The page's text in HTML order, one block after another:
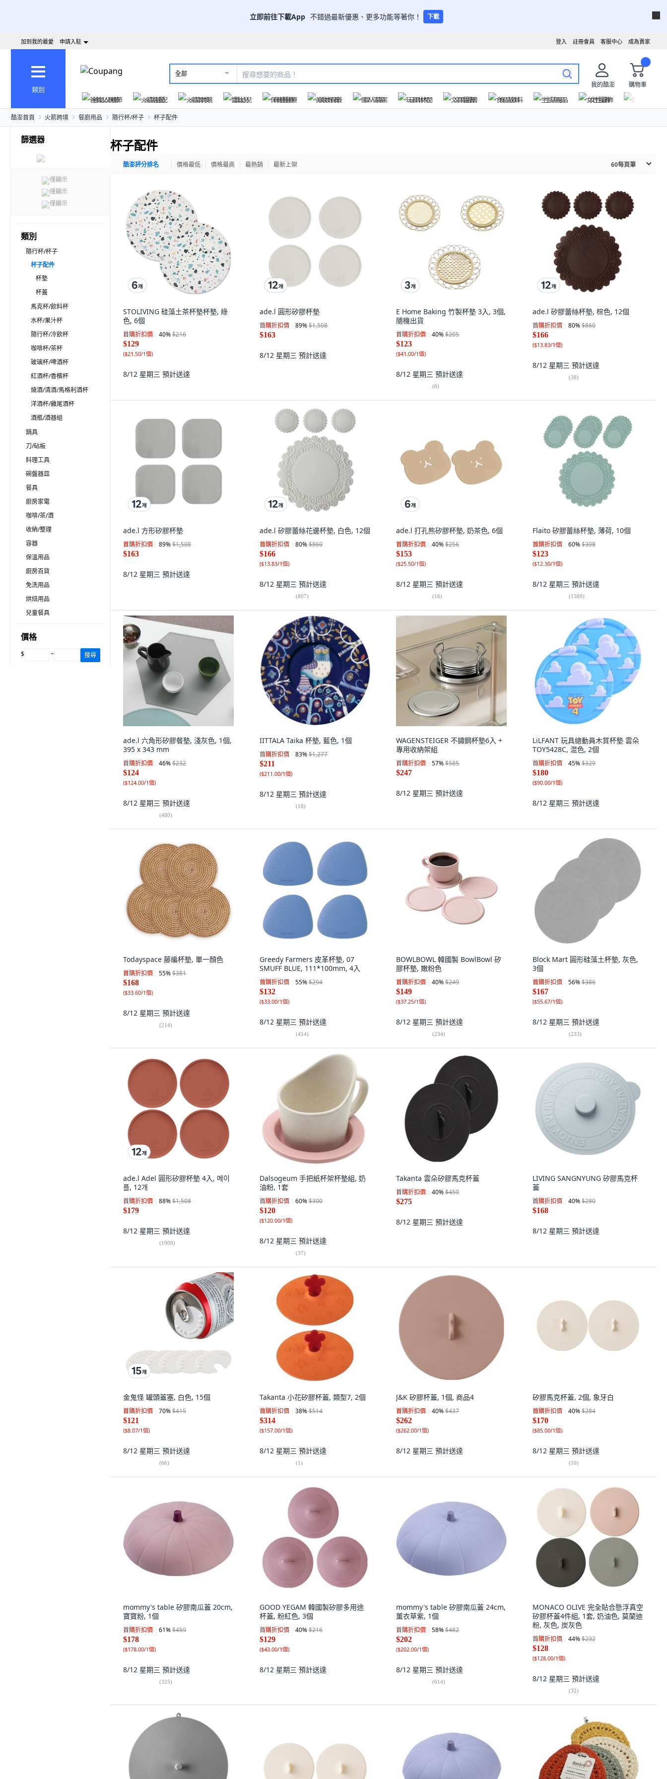
立即前往下載App 不錯過最新優惠、更多功能等著你！ 下載
成為賣家
客服中心
註冊會員
登入
加到我的最愛 申請入駐
類別
全部
我的酷澎
購物車
爸氣父親節
火箭速配 火箭跨境 嬰幼兒 保健醫療 美妝保養 個人清潔 玩具休閒 文具圖書 食品飲料 生活用品 女性服飾
酷澎首頁 火箭跨境 餐廚用品 隨行杯/杯子 杯子配件
篩選器
僅顯示
僅顯示
僅顯示
類別
隨行杯/杯子
杯子配件
杯墊
杯蓋
馬克杯/飲料杯
水杯/果汁杯
隨行杯/冷飲杯
咖啡杯/茶杯
玻璃杯/啤酒杯
紅酒杯/香檳杯
燒酒/清酒/馬格利酒杯
洋酒杯/雞尾酒杯
酒瓶/酒器組
鍋具
刀/砧板
料理工具
碗盤器皿
餐具
廚房家電
咖啡/茶/酒
收納/整理
容器
保溫用品
廚房百貨
免洗用品
烘焙用品
兒童餐具
價格
$ ~ 搜尋
杯子配件
酷澎評分排名 價格最低 價格最高 最熱銷 最新上架 60每頁筆
STOLIVING 硅藻土茶杯墊杯墊, 綠
色, 6個
首購折扣價 40%$216
$129
($21.50/1個)
8/12 星期三 預計送達
ade.l 圓形矽膠杯墊
首購折扣價 89%$1,508
$163
8/12 星期三 預計送達
E Home Baking 竹製杯墊 3入, 3個,
隨機出貨
首購折扣價 40%$205
$123
($41.00/1個)
8/12 星期三 預計送達
(6)
ade.l 矽膠蕾絲杯墊, 棕色, 12個
首購折扣價 80%$860
$166
($13.83/1個)
8/12 星期三 預計送達
(38)
ade.l 方形矽膠杯墊
首購折扣價 89%$1,508
$163
8/12 星期三 預計送達
ade.l 矽膠蕾絲花邊杯墊, 白色, 12個
首購折扣價 80%$860
$166
($13.83/1個)
8/12 星期三 預計送達
(807)
ade.l 打孔熊矽膠杯墊, 奶茶色, 6個
首購折扣價 40%$256
$153
($25.50/1個)
8/12 星期三 預計送達
(16)
Flaito 矽膠蕾絲杯墊, 薄荷, 10個
首購折扣價 60%$308
$123
($12.30/1個)
8/12 星期三 預計送達
(1589)
ade.l 六角形矽膠餐墊, 淺灰色, 1個,
395 x 343 mm
首購折扣價 46%$232
$124
($124.00/1個)
8/12 星期三 預計送達
(480)
IITTALA Taika 杯墊, 藍色, 1個
首購折扣價 83%$1,277
$211
($211.00/1個)
8/12 星期三 預計送達
(18)
WAGENSTEIGER 不鏽鋼杯墊6入 +
專用收納架組
首購折扣價 57%$585
$247
8/12 星期三 預計送達
LiLFANT 玩具總動員木質杯墊 雲朵
TOY5428C, 混色, 2個
首購折扣價 45%$329
$180
($90.00/1個)
8/12 星期三 預計送達
Todayspace 藤編杯墊, 單一顏色
首購折扣價 55%$381
$168
($33.60/1個)
8/12 星期三 預計送達
(214)
Greedy Farmers 皮革杯墊, 07
SMUFF BLUE, 111*100mm, 4入
首購折扣價 55%$294
$132
($33.00/1個)
8/12 星期三 預計送達
(414)
BOWLBOWL 韓國製 BowlBowl 矽
膠杯墊, 嫩粉色
首購折扣價 40%$249
$149
($37.25/1個)
8/12 星期三 預計送達
(234)
Block Mart 圓形硅藻土杯墊, 灰色,
3個
首購折扣價 56%$386
$167
($55.67/1個)
8/12 星期三 預計送達
(233)
ade.l Adel 圓形矽膠杯墊 4入, 메이
플, 12개
首購折扣價 88%$1,508
$179
8/12 星期三 預計送達
(1909)
Dalsogeum 手把紙杯架杯墊組, 奶
油粉, 1套
首購折扣價 60%$300
$120
($120.00/1個)
8/12 星期三 預計送達
(37)
Takanta 雲朵矽膠馬克杯蓋
首購折扣價 40%$459
$275
8/12 星期三 預計送達
LIVING SANGNYUNG 矽膠馬克杯
蓋
首購折扣價 40%$280
$168
8/12 星期三 預計送達
金鬼怪 罐頭蓋塞, 白色, 15個
首購折扣價 70%$415
$121
($8.07/1個)
8/12 星期三 預計送達
(66)
Takanta 小花矽膠杯蓋, 類型7, 2個
首購折扣價 38%$514
$314
($157.00/1個)
8/12 星期三 預計送達
(1)
J&K 矽膠杯蓋, 1個, 商品4
首購折扣價 40%$437
$262
($262.00/1個)
8/12 星期三 預計送達
矽膠馬克杯蓋, 2個, 象牙白
首購折扣價 40%$284
$170
($85.00/1個)
8/12 星期三 預計送達
(10)
mommy's table 矽膠南瓜蓋 20cm,
寶寶粉, 1個
首購折扣價 61%$459
$178
($178.00/1個)
8/12 星期三 預計送達
(325)
GOOD YEGAM 韓國製矽膠多用途
杯蓋, 粉紅色, 3個
首購折扣價 40%$216
$129
($43.00/1個)
8/12 星期三 預計送達
mommy's table 矽膠南瓜蓋 24cm,
薰衣草紫, 1個
首購折扣價 58%$482
$202
($202.00/1個)
8/12 星期三 預計送達
(614)
MONACO OLIVE 完全貼合懸浮真空
矽膠杯蓋4件組, 1套, 奶油色, 莫蘭迪
粉, 灰色, 炭灰色
首購折扣價 44%$232
$128
($128.00/1個)
8/12 星期三 預計送達
(32)